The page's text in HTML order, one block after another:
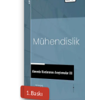
1.Baskı
L
ib
r
a
r
y
t
ü
r
k
lit
e
r
a
t
ü
r
a
v
u
c
u
n
u
z
u
n
iç
in
d
e